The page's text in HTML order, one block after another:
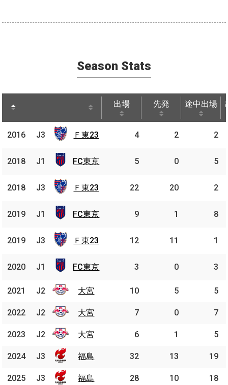
Season Stats
出場 先発 途中出場
2016 J3
Ｆ東
23
4 2 2
2018 J1
FC
東京
5 0 5
2018 J3
Ｆ東
23
22 20 2
2019 J1
FC
東京
9 1 8
2019 J3
Ｆ東
23
12 11 1
2020 J1
FC
東京
3 0 3
2021 J2 大宮 10 5 5
2022 J2 大宮 7 0 7
2023 J2 大宮 6 1 5
2024 J3 福島 32 13 19
2025 J3 福島 28 10 18
2016 J3 Ｆ東23
2018 J1 FC東京
2018 J3 Ｆ東23
2019 J1 FC東京
2019 J3 Ｆ東23
2020 J1 FC東京
2021 J2 大宮
2022 J2 大宮
2023 J2 大宮
2024 J3 福島
2025 J3 福島